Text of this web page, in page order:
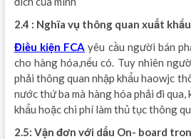
2.4 : Nghĩa vụ thông quan xuất
Điều kiện FCA yêu cầu người bán
cho hàng hóa,nếu có. Tuy nhiên
phải thông quan nhập khẩu haowjc
nước thứ ba mà hàng hóa phải đi
khẩu hoặc chi phí làm thủ tục thông
2.5: Vận đơn với dấu On- board